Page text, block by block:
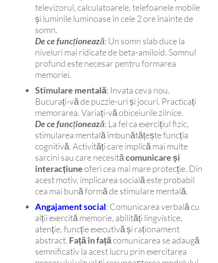
televizorul, calculatoarele, telefoanele mobile
și luminile luminoase în cele 2 ore înainte de
somn.
De ce funcționează: Un somn slab duce la
niveluri mai ridicate de beta-amiloid. Somnul
profund este necesar pentru formarea
memoriei.
Stimulare mentală: Invata ceva nou.
Bucurați-vă de puzzle-uri și jocuri. Practicați
memorarea. Variați-vă obiceiurile zilnice.
De ce funcționează: La fel ca exercițiul fizic,
stimularea mentală îmbunătățește funcția
cognitivă. Activități care implică mai multe
sarcini sau care necesităcomunicare și
interacțiuneoferi cea mai mare protecție. Din
acest motiv, implicarea socială este probabil
cea mai bună formă de stimulare mentală.
Angajament social: Comunicarea verbală cu
alții exercită memorie, abilități lingvistice,
atenție, funcție executivă și raționament
abstract. Față în fațăcomunicarea se adaugă
semnificativ la acest lucru prin exercitarea